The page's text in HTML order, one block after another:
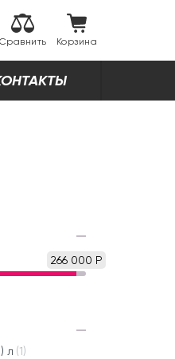
Сравнить Корзина
266 000 Р
л (1)